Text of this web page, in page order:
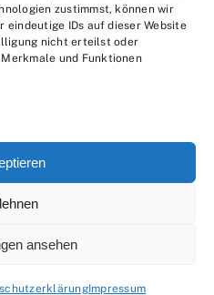
zustimmst, können wir
eindeutige IDs auf dieser Website
nicht erteilst oder
und Funktionen
ansehen
Impressum
•by Moveco